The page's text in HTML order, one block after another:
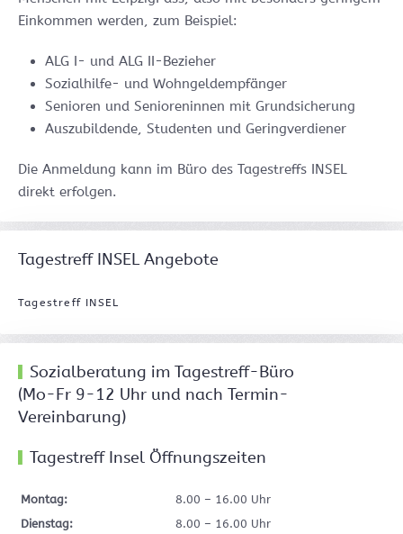
Einkommen werden, zum Beispiel:
ALG I- und ALG II-Bezieher
Sozialhilfe- und Wohngeldempfänger
Senioren und Senioreninnen mit Grundsicherung
Auszubildende, Studenten und Geringverdiener
Die Anmeldung kann im Büro des Tagestreffs INSEL
direkt erfolgen.
Tagestreff INSEL Angebote
Tagestreff INSEL
Sozialberatung im Tagestreff-Büro
(Mo-Fr 9-12 Uhr und nach Termin-
Vereinbarung)
Tagestreff Insel Öffnungszeiten
Montag:
8.00 – 16.00 Uhr
Dienstag:
8.00 – 16.00 Uhr